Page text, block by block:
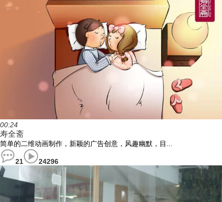
00:24
寿全斋
简单的二维动画制作，新颖的广告创意，风趣幽默，目...
21 24296